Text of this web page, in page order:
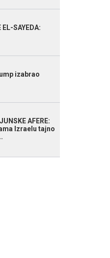
SAYEDA:
izabrao
AFERE:
Izraelu tajno